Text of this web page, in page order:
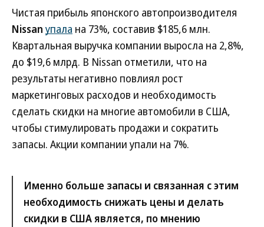
Чистая прибыль японского автопроизводителя
Nissan упала на 73%, составив $185,6 млн.
Квартальная выручка компании выросла на 2,8%,
до $19,6 млрд. В Nissan отметили, что на
результаты негативно повлиял рост
маркетинговых расходов и необходимость
сделать скидки на многие автомобили в США,
чтобы стимулировать продажи и сократить
запасы. Акции компании упали на 7%.
Именно больше запасы и связанная с этим
необходимость снижать цены и делать
скидки в США является, по мнению